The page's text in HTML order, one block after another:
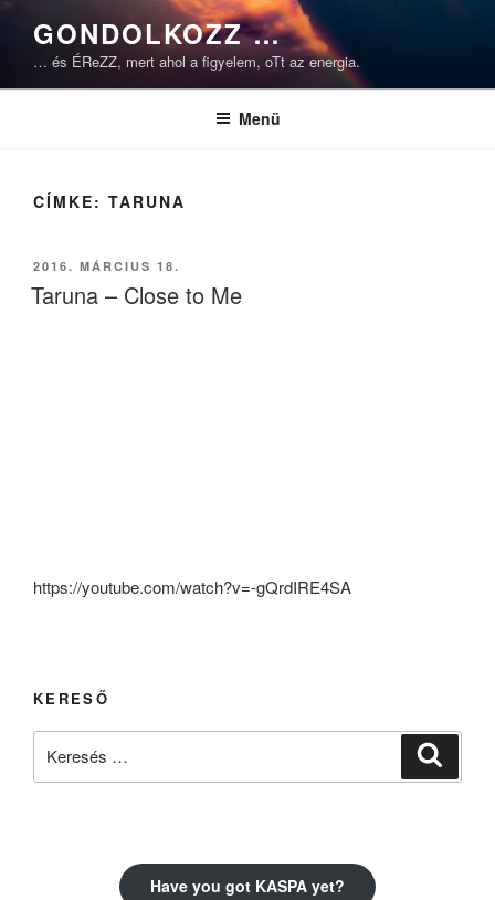
Tartalomhoz
GONDOLKOZZ …
… és ÉReZZ, mert ahol a figyelem, oTt az energia.
Menü
CÍMKE: TARUNA
BEKÜLDVE:
2016. MÁRCIUS 18.
Taruna – Close to Me
https://youtube.com/watch?v=-gQrdIRE4SA
KERESŐ
Have you got KASPA yet?